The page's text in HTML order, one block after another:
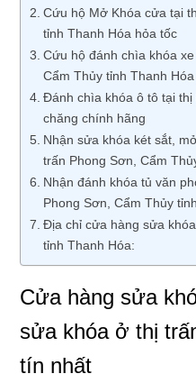
Cứu hộ Mở Khóa cửa tại
tỉnh Thanh Hóa hỏa tốc
Cứu hộ đánh chìa khóa
Cẩm Thủy tỉnh Thanh
Đánh chìa khóa ô tô tại
chăng chính hãng
Nhận sửa khóa két sắt,
trấn Phong Sơn, Cẩm
Nhận đánh khóa tủ văn
Phong Sơn, Cẩm Thủy
Địa chỉ cửa hàng sửa
tỉnh Thanh Hóa:
Cửa hàng sửa
sửa khóa ở thị
tín nhất